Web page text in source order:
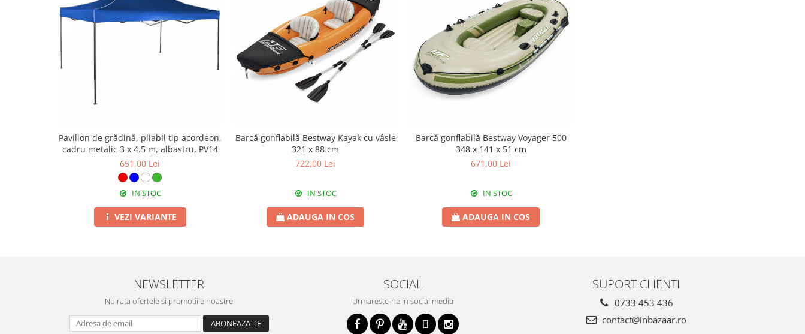
Pavilion de grădină, pliabil tip acordeon,
cadru metalic 3 x 4.5 m, albastru, PV14
651,00 Lei
IN STOC
VEZI VARIANTE
Barcă gonflabilă Bestway Kayak cu vâsle
321 x 88 cm
722,00 Lei
IN STOC
ADAUGA IN COS
Barcă gonflabilă Bestway Voyager 500
348 x 141 x 51 cm
671,00 Lei
IN STOC
ADAUGA IN COS
NEWSLETTER
Nu rata ofertele si promotiile noastre
SOCIAL
Urmareste-ne in social media
SUPORT CLIENTI
0733 453 436
contact@inbazaar.ro